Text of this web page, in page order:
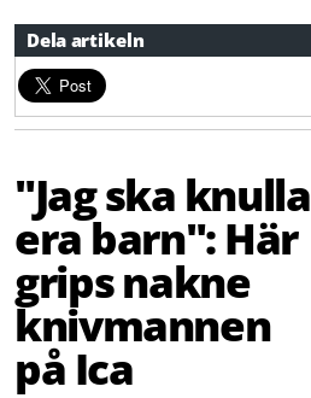
Dela artikeln
"Jag ska knulla
era barn": Här
grips nakne
knivmannen
på Ica